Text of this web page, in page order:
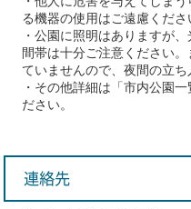
る機器の使用はご遠慮くださ
・公園に照明はありますが
間帯は十分ご注意ください
ていませんので、夜間の立ち
・その他詳細は「市内公園
ださい。
連絡先